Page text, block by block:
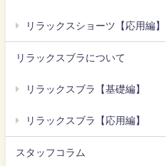
リラックスショーツ【応用編】
リラックスブラについて
リラックスブラ【基礎編】
リラックスブラ【応用編】
スタッフコラム